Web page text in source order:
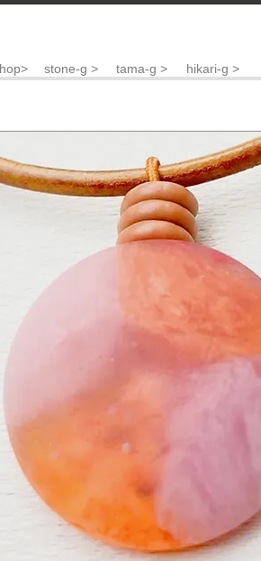
stone-g > tama-g > hikari-g >